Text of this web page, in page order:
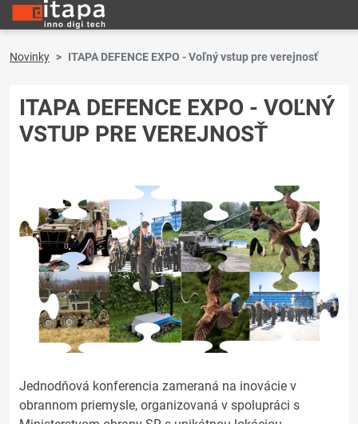
Novinky ITAPA DEFENCE EXPO - Voľný vstup pre verejnosť
ITAPA DEFENCE EXPO - VOĽNÝ
VSTUP PRE VEREJNOSŤ
Jednodňová konferencia zameraná na inovácie v
obrannom priemysle, organizovaná v spolupráci s